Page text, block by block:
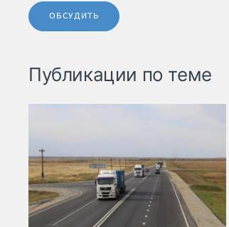
ОБСУДИТЬ
Публикации по теме